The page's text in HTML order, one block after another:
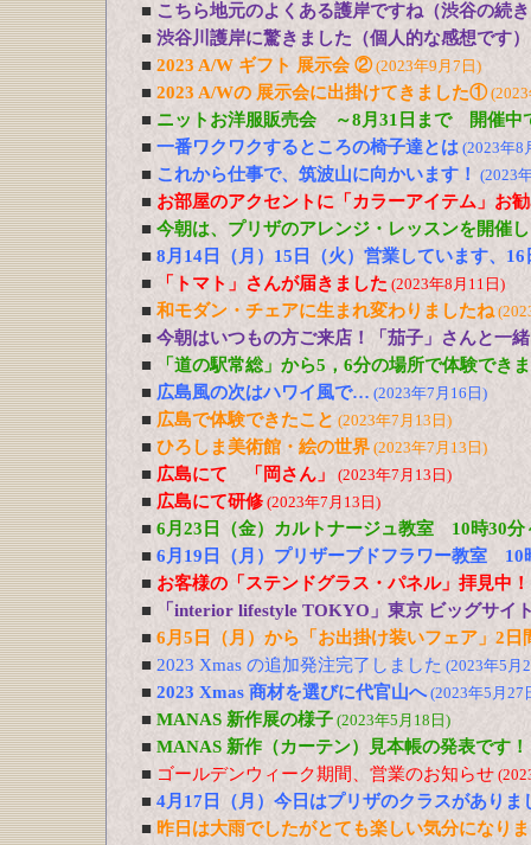
■ こちら地元のよくある護岸ですね（渋谷の続
■ 渋谷川護岸に驚きました（個人的な感想です）
■ 2023 A/W ギフト 展示会 ②(2023年9月7日)
■ 2023 A/Wの 展示会に出掛けてきました①(2023
■ ニットお洋服販売会 ～8月31日まで 開催中
■ 一番ワクワクするところの椅子達とは (2023年8
■ これから仕事で、筑波山に向かいます！ (2023
■ お部屋のアクセントに「カラーアイテム」お
■ 今朝は、プリザのアレンジ・レッスンを開催
■ 8月14日（月）15日（火）営業しています、
■
「トマト」さんが届きました (2023年8月11日)
■ 和モダン・チェアに生まれ変わりましたね
■ 今朝はいつもの方ご来店！「茄子」さんと一
■
「道の駅常総」から5，6分の場所で体験でき
■ 広島風の次はハワイ風で… (2023年7月16日)
■ 広島で体験できたこと (2023年7月13日)
■ ひろしま美術館・絵の世界 (2023年7月13日)
■ 広島にて 「岡さん」 (2023年7月13日)
■ 広島にて研修 (2023年7月13日)
■ 6月23日（金）カルトナージュ教室 10時30分
■ 6月19日（月）プリザーブドフラワー教室 10
■ お客様の「ステンドグラス・パネル」拝見中！
■
「interior lifestyle TOKYO」東京 ビッグサイ
■ 6月5日（月）から「お出掛け装いフェア」2日
■ 2023 Xmas の追加発注完了しました (2023年5月
■ 2023 Xmas 商材を選びに代官山へ(2023年5月27
■ MANAS 新作展の様子 (2023年5月18日)
■ MANAS 新作（カーテン）見本帳の発表です！
■ ゴールデンウィーク期間、営業のお知らせ
■ 4月17日（月）今日はプリザのクラスがありま
■ 昨日は大雨でしたがとても楽しい気分になり